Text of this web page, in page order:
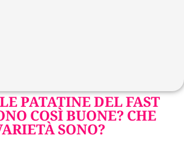
PATATINE DEL FAST
COSÌ BUONE? CHE
SONO?